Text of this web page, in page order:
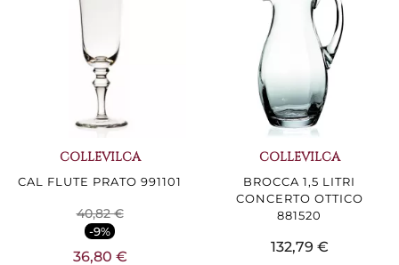
COLLEVILCA
CAL FLUTE PRATO 991101
40,82 €
-9%
36,80 €
COLLEVILCA
BROCCA 1,5 LITRI
CONCERTO OTTICO
881520
132,79 €